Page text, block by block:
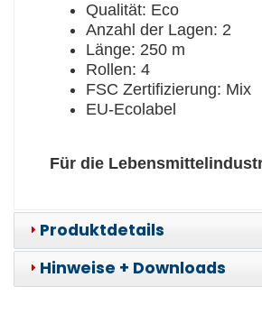
Qualität: Eco
Anzahl der Lagen: 2
Länge: 250 m
Rollen: 4
FSC Zertifizierung: Mix
EU-Ecolabel
Für die
Produktdetails
Hinweise + Downloads